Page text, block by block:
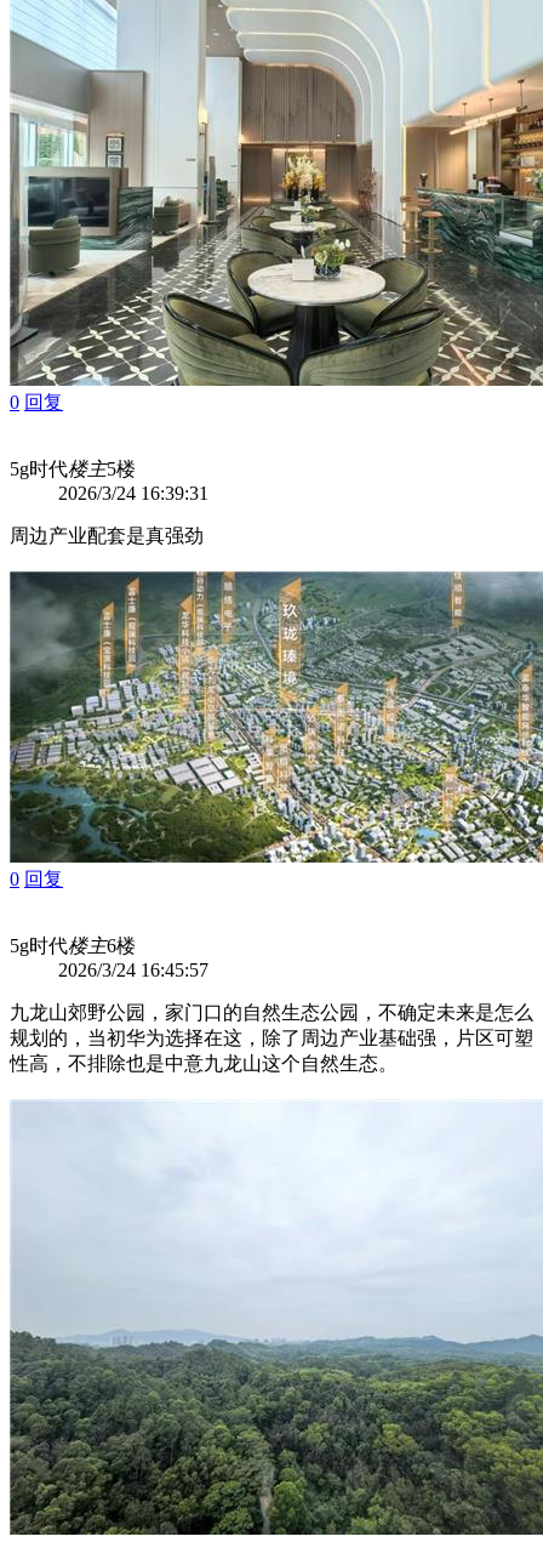
0 回复
5g时代楼主5楼
2026/3/24 16:39:31
周边产业配套是真强劲
0 回复
5g时代楼主6楼
2026/3/24 16:45:57
九龙山郊野公园，家门口的自然生态公园，不确定未来是怎么
规划的，当初华为选择在这，除了周边产业基础强，片区可塑
性高，不排除也是中意九龙山这个自然生态。